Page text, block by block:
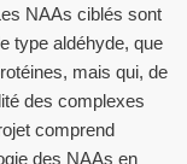
NAAs ciblés sont
type aldéhyde, que
mais qui, de
des complexes
comprend
des NAAs en